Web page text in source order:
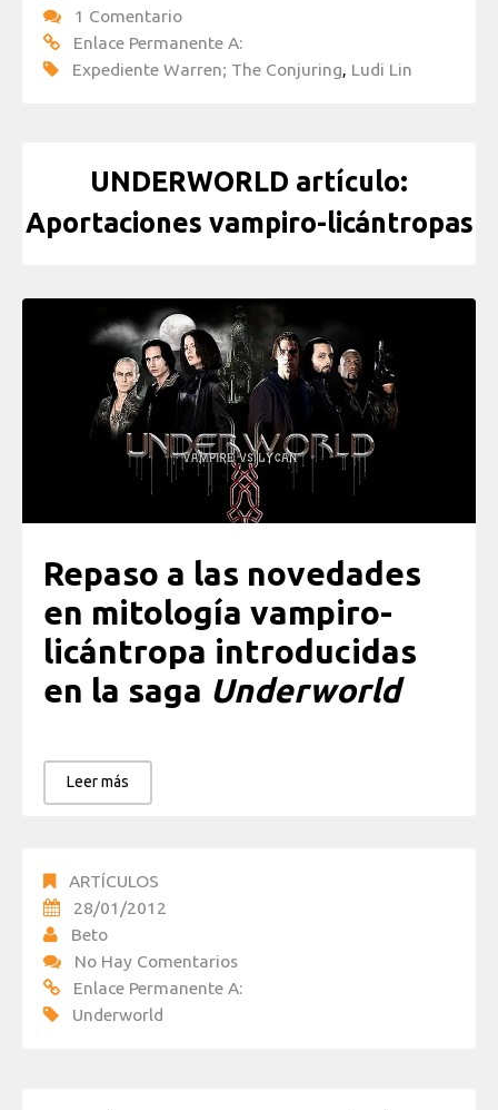
1 Comentario
Enlace Permanente A:
Expediente Warren; The Conjuring, Ludi Lin
UNDERWORLD artículo:
Aportaciones vampiro-licántropas
Repaso a las novedades
en mitología vampiro-
licántropa introducidas
en la saga Underworld
Leer más
ARTÍCULOS
28/01/2012
Beto
No Hay Comentarios
Enlace Permanente A:
Underworld